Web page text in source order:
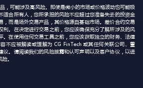
，可能涉及高风险。即使是微小的市场或价格波动也可能极
适合所有人，您所承担的风险不应超过您准备失去的投资金
，而是场外交易产品，其价格源自基础市场。差价合约交易
利。在决定进行交易之前，您应该确保充分了解所涉及的风
。在使用任何交易工具之前，您应该获取独立的财务、法律
不应被解读或理解为 CG FinTech 或其任何关联公司、董
议。请阅读我们的风险披露和认可声明以及客户协议，以进
。